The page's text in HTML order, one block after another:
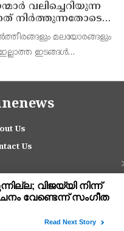
വലിച്ചെറിയുന്ന
നിര്‍ത്തുന്നതോടെ
പദ്ധതി
തലതിരിഞ്ഞ
മലയോരങ്ങളും
ഇടങ്ങള്‍
Us
Us